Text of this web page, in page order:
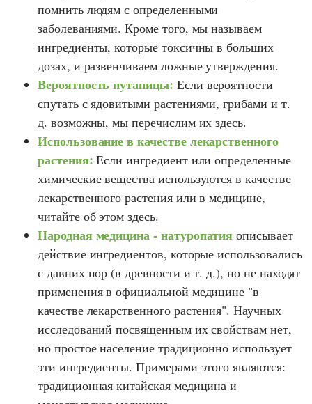
помнить людям с определенными
заболеваниями. Кроме того, мы называем
ингредиенты, которые токсичны в больших
дозах, и развенчиваем ложные утверждения.
Вероятность путаницы: Если вероятности
спутать с ядовитыми растениями, грибами и т.
д. возможны, мы перечислим их здесь.
Использование в качестве лекарственного
растения: Если ингредиент или определенные
химические вещества используются в качестве
лекарственного растения или в медицине,
читайте об этом здесь.
Народная медицина - натуропатия описывает
действие ингредиентов, которые использовались
с давних пор (в древности и т. д.), но не находят
применения в официальной медицине "в
качестве лекарственного растения". Научных
исследований посвященным их свойствам нет,
но простое население традиционно использует
эти ингредиенты. Примерами этого являются:
традиционная китайская медицина и